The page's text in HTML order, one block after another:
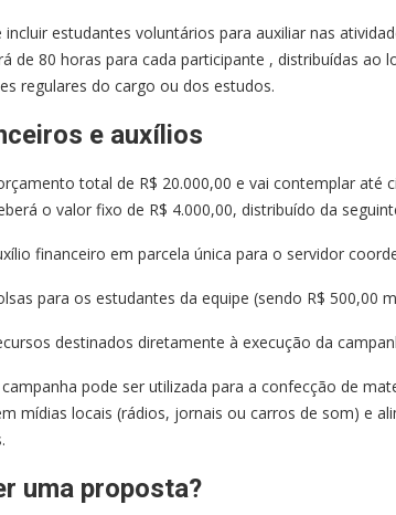
estudantes voluntários para auxiliar nas
de 80 horas para cada participante , distribuídas ao
regulares do cargo ou dos estudos.
e auxílios
total de R$ 20.000,00 e vai contemplar até
o valor fixo de R$ 4.000,00, distribuído da
financeiro em parcela única para o servidor
para os estudantes da equipe (sendo R$ 500,00
destinados diretamente à execução da
pode ser utilizada para a confecção de
mídias locais (rádios, jornais ou carros de som) e
uma proposta?